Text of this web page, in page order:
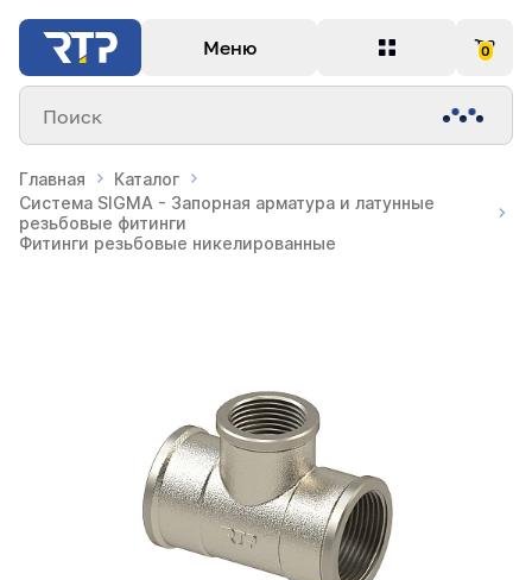
Меню 0
Поиск
Главная
Каталог
Система SIGMA - Запорная арматура и латунные
резьбовые фитинги
Фитинги резьбовые никелированные